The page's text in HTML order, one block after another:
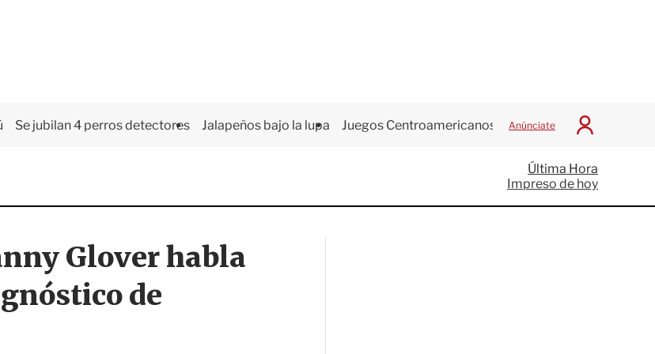
Se jubilan 4 perros detectores Jalapeños bajo la lupa Juegos Centroamericanos Anúnciate
I
c
i
a
Última Hora
Impreso de hoy
Glover habla
de